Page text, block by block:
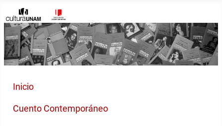
Inicio
Cuento Contemporáneo